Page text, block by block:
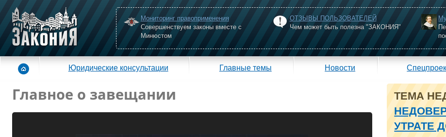
Мониторинг правоприменения
Совершенствуем законы вместе с
Минюстом
ОТЗЫВЫ ПОЛЬЗОВАТЕЛЕЙ
Чем может быть полезна "ЗАКОНИЯ"
Юридические консультации Главные темы Новости
Главное о завещании
ТЕМА
УТРАТЕ